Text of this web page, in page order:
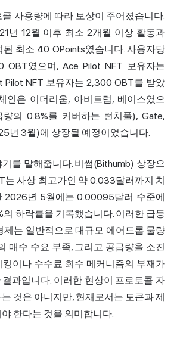
사용량에 따라 보상이 주어졌습니다.
년 12월 이후 최소 2개월 이상 활동과
최소 40 OPoints였습니다. 사용자당
OBT였으며, Ace Pilot NFT 보유자는
Pilot NFT 보유자는 2,300 OBT를 받았
인은 이더리움, 아비트럼, 베이스였으
량의 0.8%를 커버하는 런치풀), Gate,
년 3월)에 상장될 예정이었습니다.
를 말해줍니다. 비썸(Bithumb) 상장으
는 사상 최고가인 약 0.033달러까지 치
2026년 5월에는 0.00095달러 수준에
하락률을 기록했습니다. 이러한 급등
제는 일반적으로 대규모 에어드롭 물량
매수 수요 부족, 그리고 공급량을 소진
이나 수수료 회수 메커니즘의 부재가
과입니다. 이러한 현상이 프로토콜 자
것은 아니지만, 현재로서는 토큰과 제
한다는 것을 의미합니다.